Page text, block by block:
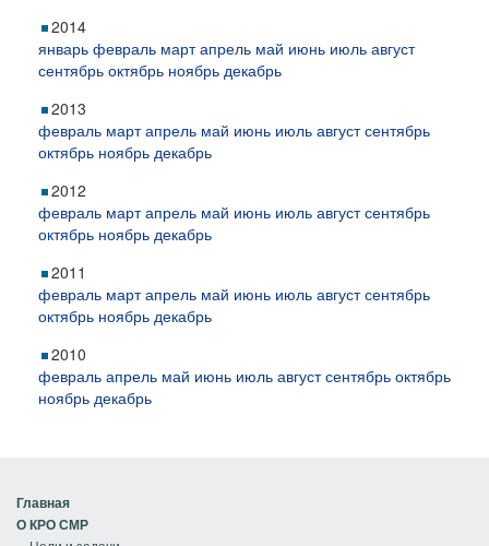
2014
январь февраль март апрель май июнь июль август
сентябрь октябрь ноябрь декабрь
2013
февраль март апрель май июнь июль август сентябрь
октябрь ноябрь декабрь
2012
февраль март апрель май июнь июль август сентябрь
октябрь ноябрь декабрь
2011
февраль март апрель май июнь июль август сентябрь
октябрь ноябрь декабрь
2010
февраль апрель май июнь июль август сентябрь октябрь
ноябрь декабрь
Главная
О КРО СМР